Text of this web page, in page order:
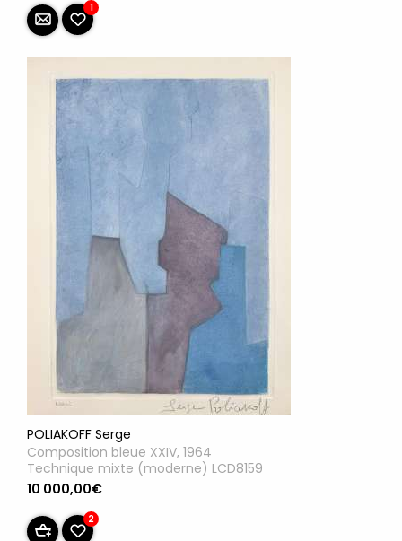
1
POLIAKOFF Serge
Composition bleue XXIV, 1964
Technique mixte (moderne) LCD8159
10 000,00€
2